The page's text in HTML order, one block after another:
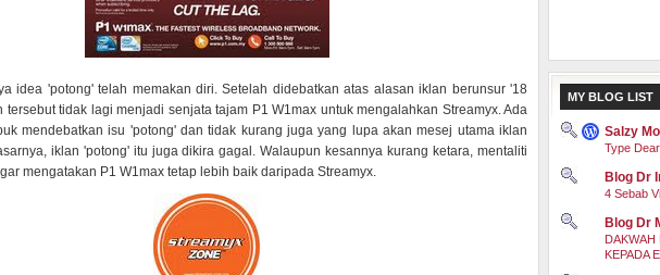
idea 'potong' telah memakan diri. Setelah didebatkan atas alasan iklan berunsur '18
tersebut tidak lagi menjadi senjata tajam P1 W1max untuk mengalahkan Streamyx. Ada
mendebatkan isu 'potong' dan tidak kurang juga yang lupa akan mesej utama iklan
iklan 'potong' itu juga dikira gagal. Walaupun kesannya kurang ketara, mentaliti
mengatakan P1 W1max tetap lebih baik daripada Streamyx.
MY BLOG LIST
Salzy
Type
Blog Dr
4 Sebab
Blog Dr
DAKWAH
KEPADA